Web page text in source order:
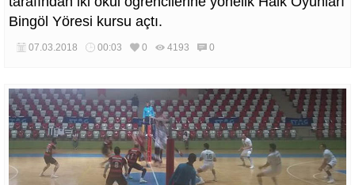
Bingöl Yöresi kursu açtı.
07.03.2018 00:03 0 4193 0